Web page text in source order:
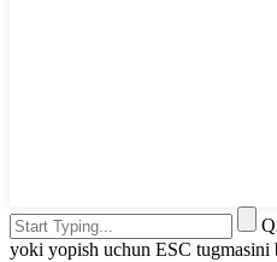
yoki yopish uchun ESC tugmasini